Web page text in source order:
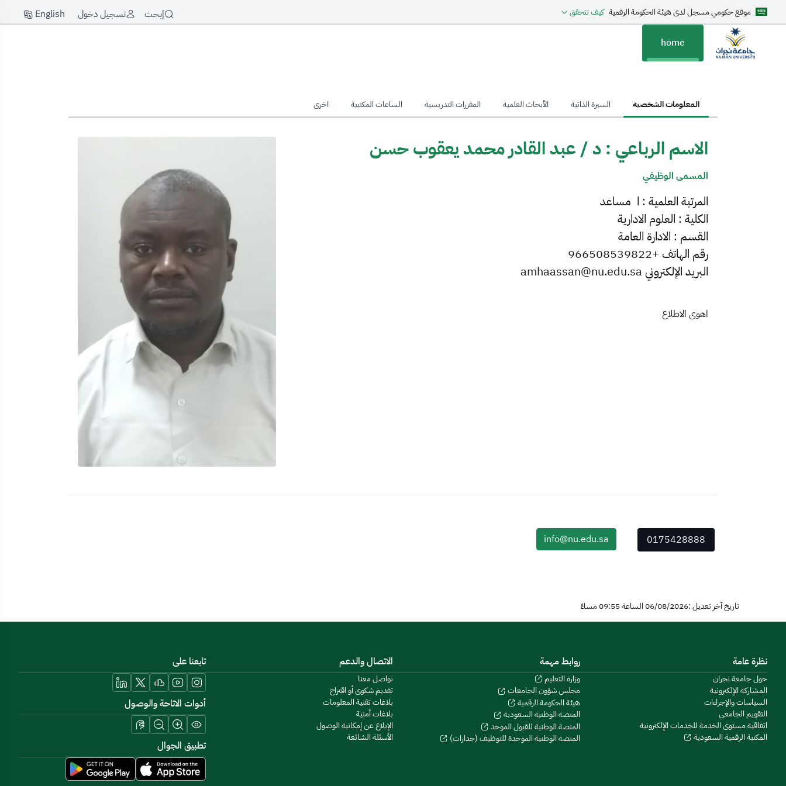
موقع حكومي مسجل لدى هيئة الحكومة الرقمية كيف تتحقق إبحث تسجيل دخول English
home
المعلومات الشخصية السيرة الذاتية الأبحاث العلمية المقررات التدريسية الساعات المكتبية اخرى
الاسم الرباعي : د / عبد القادر محمد يعقوب حسن
المسمى الوظيفي
المرتبة العلمية : ا مساعد
الكلية : العلوم الادارية
القسم : الادارة العامة
رقم الهاتف +966508539822
البريد الإلكتروني amhaassan@nu.edu.sa
اهوى الاطلاع
0175428888
info@nu.edu.sa
تاريخ آخر تعديل :06/08/2026 الساعة 09:55 مساءً
نظرة عامة
حول جامعة نجران
المشاركة الإلكترونية
السياسات والإجراءات
التقويم الجامعي
اتفاقية مستوى الخدمة للخدمات الإلكترونية
المكتبة الرقمية السعودية
روابط مهمة
وزارة التعليم
مجلس شؤون الجامعات
هيئة الحكومة الرقمية
المنصة الوطنية السعودية
المنصة الوطنية للقبول الموحد
المنصة الوطنية الموحدة للتوظيف (جدارات)
الاتصال والدعم
تواصل معنا
تقديم شكوى أو اقتراح
بلاغات تقنية المعلومات
بلاغات أمنية
الإبلاغ عن إمكانية الوصول
الأسئلة الشائعة
تابعنا على
أدوات الاتاحة والوصول
تطبيق الجوال